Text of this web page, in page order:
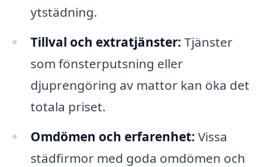
ytstädning.
Tillval och extratjänster: Tjänster
som fönsterputsning eller
djuprengöring av mattor kan öka det
totala priset.
Omdömen och erfarenhet: Vissa
städfirmor med goda omdömen och